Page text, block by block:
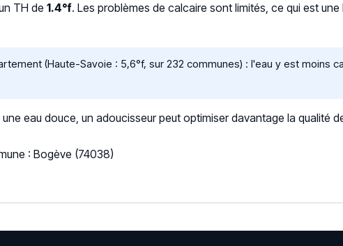
TH de 1.4°f. Les problèmes de calcaire sont limités, ce qui est
(Haute-Savoie : 5,6°f, sur 232 communes) : l'eau y est moins
eau douce, un adoucisseur peut optimiser davantage la qualité
: Bogève (74038)